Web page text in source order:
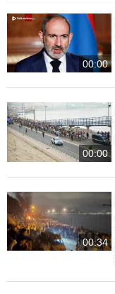
00:00
00:00
00:34